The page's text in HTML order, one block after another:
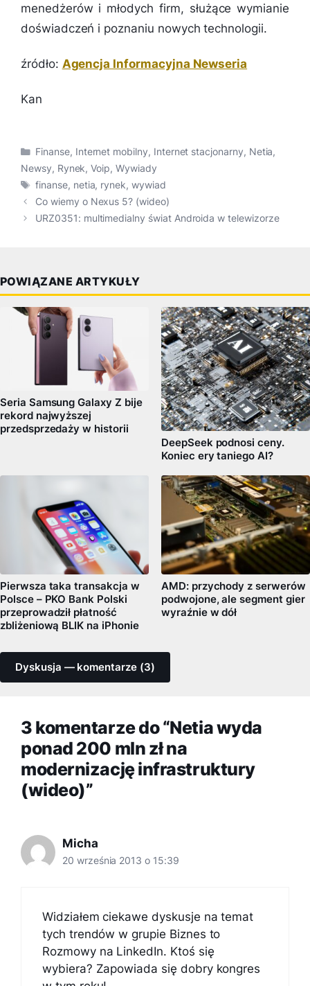
menedżerów i młodych firm, służące wymianie
doświadczeń i poznaniu nowych technologii.
źródło: Agencja Informacyjna Newseria
Kan
Kategorie
Finanse, Internet mobilny, Internet stacjonarny, Netia,
Newsy, Rynek,Voip,Wywiady
Tagi
finanse, netia, rynek,wywiad
Co wiemy o Nexus 5? (wideo)
URZ0351: multimedialny świat Androida w telewizorze
POWIĄZANE ARTYKUŁY
Seria Samsung Galaxy Z bije
rekord najwyższej
przedsprzedaży w historii
DeepSeek podnosi ceny.
Koniec ery taniego AI?
Pierwsza taka transakcja w
Polsce – PKO Bank Polski
przeprowadził płatność
zbliżeniową BLIK na iPhonie
AMD: przychody z serwerów
podwojone, ale segment gier
wyraźnie w dół
Dyskusja — komentarze (3)
3 komentarze do “Netia wyda
ponad 200 mln zł na
modernizację infrastruktury
(wideo)”
Micha
20 września 2013 o 15:39
Widziałem ciekawe dyskusje na temat
tych trendów w grupie Biznes to
Rozmowy na LinkedIn. Ktoś się
wybiera? Zapowiada się dobry kongres